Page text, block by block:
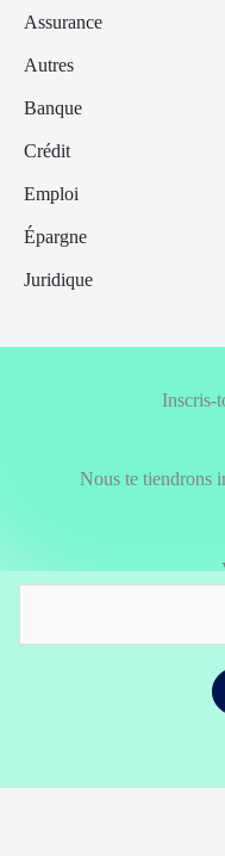
Assurance
Autres
Banque
Crédit
Emploi
Épargne
Juridique
Inscris-
Nous te tiendrons